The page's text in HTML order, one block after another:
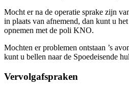
Mocht er na de operatie sprake zijn
in plaats van afnemend, dan kunt u
opnemen met de poli KNO.
Mochten er problemen ontstaan ’s
kunt u bellen naar de Spoedeisende
Vervolgafspraken